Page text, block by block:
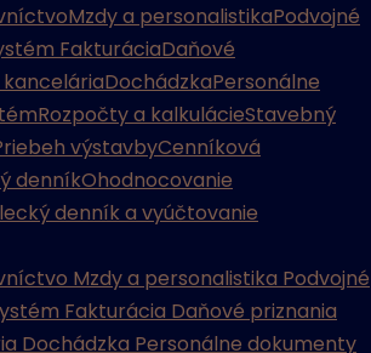
Mzdy a personalistikaPodvojné
FakturáciaDaňové
DochádzkaPersonálne
Rozpočty a kalkulácieStavebný
výstavbyCenníková
denníkOhodnocovanie
denník a vyúčtovanie
Mzdy a personalistika Podvojné
Fakturácia Daňové priznania
Dochádzka Personálne dokumenty